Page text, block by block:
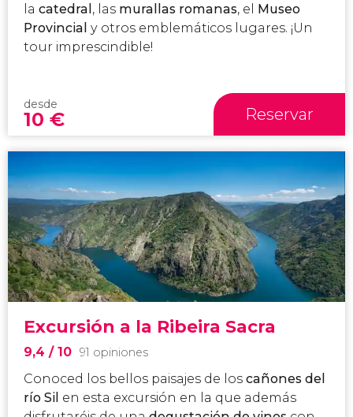
la catedral , las murallas romanas, el Museo
Provincial y otros emblemáticos lugares. ¡Un
tour imprescindible!
desde
10 € Reservar
Excursión a la Ribeira Sacra
9,4 / 10 91 opiniones
Conoced los bellos paisajes de los cañones del
río Sil en esta excursión en la que además